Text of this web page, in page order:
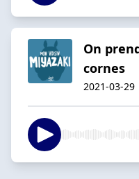
On
cornes
2021-03-29